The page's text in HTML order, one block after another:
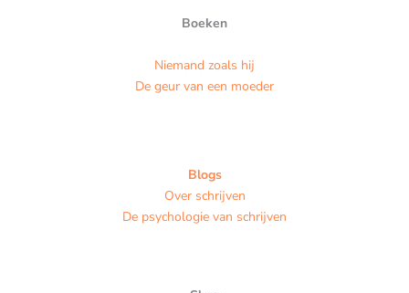
Boeken
Niemand zoals hij
De geur van een moeder
Blogs
Over schrijven
De psychologie van schrijven